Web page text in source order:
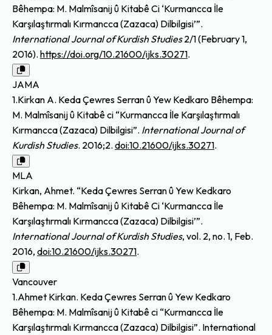
Bêhempa: M. Malmîsanij û Kitabê Ci ‘Kurmancca İle
Karşılaştırmalı Kırmancca (Zazaca) Dilbilgisi’”.
International Journal of Kurdish Studies2/1 (February 1,
2016). https://doi.org/10.21600/ijks.30271.
JAMA
1.Kirkan A. Keda Çewres Serran û Yew Kedkaro Bêhempa:
M. Malmîsanij û Kitabê ci “Kurmancca İle Karşılaştırmalı
Kırmancca (Zazaca) Dilbilgisi”. International Journal of
Kurdish Studies. 2016;2. doi:10.21600/ijks.30271.
MLA
Kirkan, Ahmet. “Keda Çewres Serran û Yew Kedkaro
Bêhempa: M. Malmîsanij û Kitabê Ci ‘Kurmancca İle
Karşılaştırmalı Kırmancca (Zazaca) Dilbilgisi’”.
International Journal of Kurdish Studies, vol. 2, no. 1, Feb.
2016, doi:10.21600/ijks.30271.
Vancouver
1.Ahmet Kirkan. Keda Çewres Serran û Yew Kedkaro
Bêhempa: M. Malmîsanij û Kitabê ci “Kurmancca İle
Karşılaştırmalı Kırmancca (Zazaca) Dilbilgisi”. International